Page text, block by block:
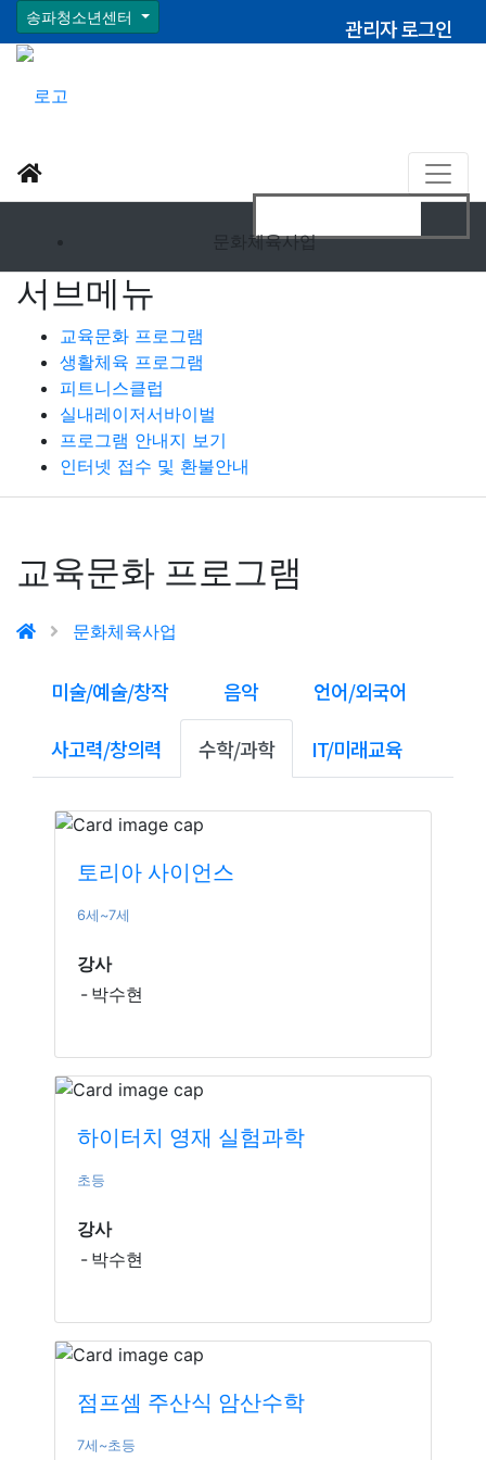
송파청소년센터 관리자 로그인
문화체육사업
서브메뉴
교육문화 프로그램
생활체육 프로그램
피트니스클럽
실내레이저서바이벌
프로그램 안내지 보기
인터넷 접수 및 환불안내
교육문화 프로그램
문화체육사업
미술/예술/창작 음악 언어/외국어
사고력/창의력 수학/과학 IT/미래교육
토리아 사이언스
6세~7세
강사
박수현
하이터치 영재 실험과학
초등
강사
박수현
점프셈 주산식 암산수학
7세~초등